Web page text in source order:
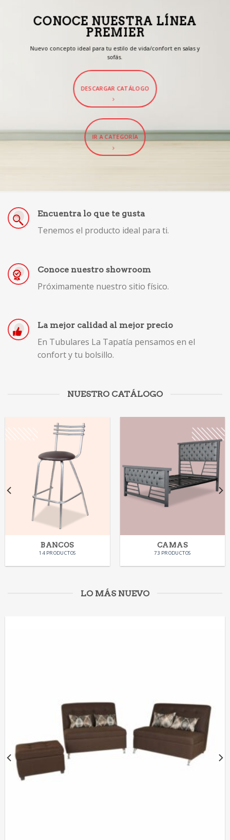
CONOCE NUESTRA LÍNEA
PREMIER
Nuevo concepto ideal para tu estilo de vida/confort en salas y
sofás.
DESCARGAR CATÁLOGO
IR A CATEGORÍA
Encuentra lo que te gusta
Tenemos el producto ideal para ti.
Conoce nuestro showroom
Próximamente nuestro sitio físico.
La mejor calidad al mejor precio
En Tubulares La Tapatía pensamos en el
confort y tu bolsillo.
NUESTRO CATÁLOGO
BANCOS
14 PRODUCTOS
CAMAS
73 PRODUCTOS
LO MÁS NUEVO